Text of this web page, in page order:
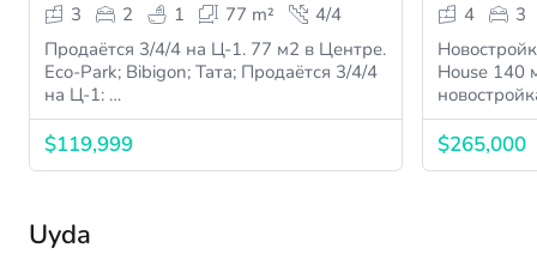
3
2 1 77 m²
4/4
Продаётся 3/4/4 на Ц-1. 77 м2 в Центре.
Eco-Park; Bibigon; Тата; Продаётся 3/4/4
на Ц-1: …
$119,999
4
3
House 140 м2:
$265,000
Uyda